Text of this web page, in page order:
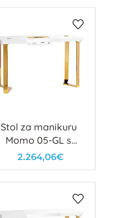
Stol za manikuru
Momo 05-GL s
usisavačem
2.264,06€